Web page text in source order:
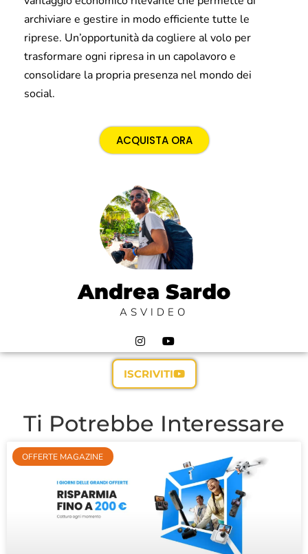
archiviare e gestire in modo efficiente tutte le
riprese. Un’opportunità da cogliere al volo per
trasformare ogni ripresa in un capolavoro e
consolidare la propria presenza nel mondo dei
social.
ACQUISTA ORA
Andrea Sardo
ASVIDEO
ISCRIVITI
Ti Potrebbe Interessare
OFFERTE MAGAZINE